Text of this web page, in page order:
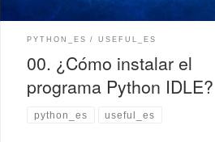
PYTHON_ES USEFUL_ES
00. ¿Cómo instalar el
programa Python IDLE?
python_es useful_es